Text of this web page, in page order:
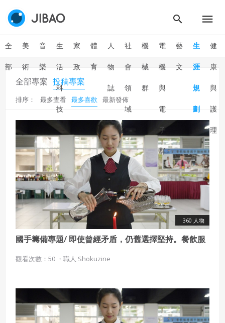
全
部
美
術
音
樂
生
活
科
技
家
政
體
育
人
物
誌
社
會
領
域
機
械
群
電
機
與
電
子
群
藝
文
生
涯
規
劃
健
康
與
護
理
全部專案 投稿專案
排序： 最多查看 最多喜歡 最新發佈
360 人物
國手籌備專題/ 即使曾經矛盾，仍舊選擇堅持。餐飲服
觀看次數：50 ・ 職人 Shokuzine